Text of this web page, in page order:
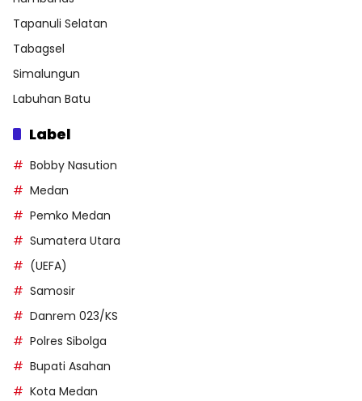
Tapanuli Selatan
Tabagsel
Simalungun
Labuhan Batu
Label
Bobby Nasution
Medan
Pemko Medan
Sumatera Utara
(UEFA)
Samosir
Danrem 023/KS
Polres Sibolga
Bupati Asahan
Kota Medan